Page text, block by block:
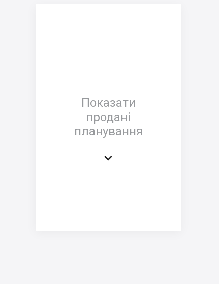
Показати
продані
планування
